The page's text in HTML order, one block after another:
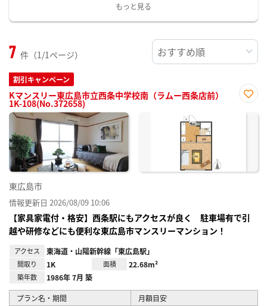
もっと見る
7 件（1/1ページ）
割引キャンペーン
Kマンスリー東広島市立西条中学校南（ラムー西条店前）
1K-108(No.372658)
に入
東広島市
情報更新日 2026/08/09 10:06
【家具家電付・格安】西条駅にもアクセスが良く 駐車場有で引
越や研修などにも便利な東広島市マンスリーマンション！
アクセス 東海道・山陽新幹線「東広島駅」
間取り 1K 面積 22.68m²
築年数 1986年 7月 築
プラン名・期間 月額目安